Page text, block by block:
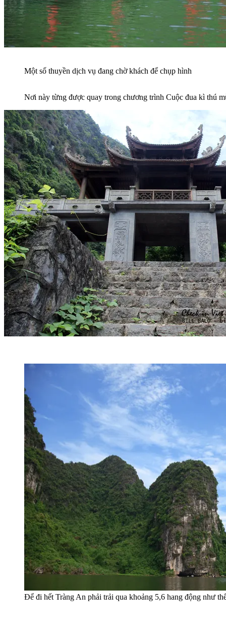
Một số thuyền dịch vụ đang chờ khách để chụp hình
Nơi này từng được quay trong chương trình Cuộc đua kì thú
Để đi hết Tràng An phải trải qua khoảng 5,6 hang động như